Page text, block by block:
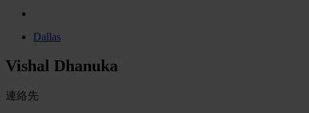
Dallas
Vishal Dhanuka
連絡先